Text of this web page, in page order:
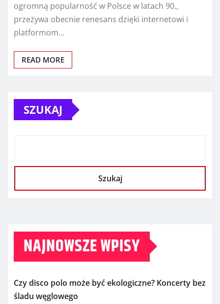
ogromną popularność w Polsce w latach 90.,
przeżywa obecnie renesans dzięki internetowi i
platformom…
READ MORE
SZUKAJ
Szukaj
NAJNOWSZE WPISY
Czy disco polo może być ekologiczne? Koncerty bez
śladu węglowego